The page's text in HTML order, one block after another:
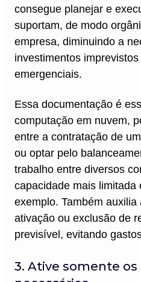
consegue planejar e
suportam, de modo
empresa, diminuindo a
investimentos
emergenciais.
Essa documentação é
computação em nuvem,
entre a contratação de
ou optar pelo
trabalho entre diversos
capacidade mais limitada
exemplo. Também
ativação ou exclusão de
previsível, evitando
3. Ative somente os